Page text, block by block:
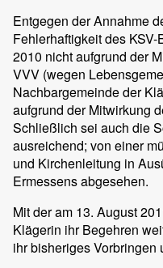
Entgegen der Annahme
Fehlerhaftigkeit des
2010 nicht aufgrund der
VVV (wegen
Nachbargemeinde der
aufgrund der Mitwirkung
Schließlich sei auch die
ausreichend; von einer
und Kirchenleitung in
Ermessens abgesehen.
Mit der am 13. August
Klägerin ihr Begehren
ihr bisheriges Vorbringen